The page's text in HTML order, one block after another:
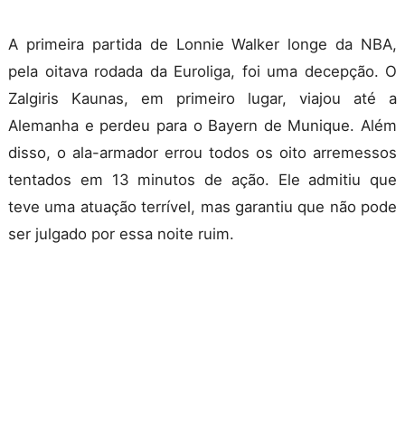
A primeira partida de Lonnie Walker longe da NBA,
pela oitava rodada da Euroliga, foi uma decepção. O
Zalgiris Kaunas, em primeiro lugar, viajou até a
Alemanha e perdeu para o Bayern de Munique. Além
disso, o ala-armador errou todos os oito arremessos
tentados em 13 minutos de ação. Ele admitiu que
teve uma atuação terrível, mas garantiu que não pode
ser julgado por essa noite ruim.